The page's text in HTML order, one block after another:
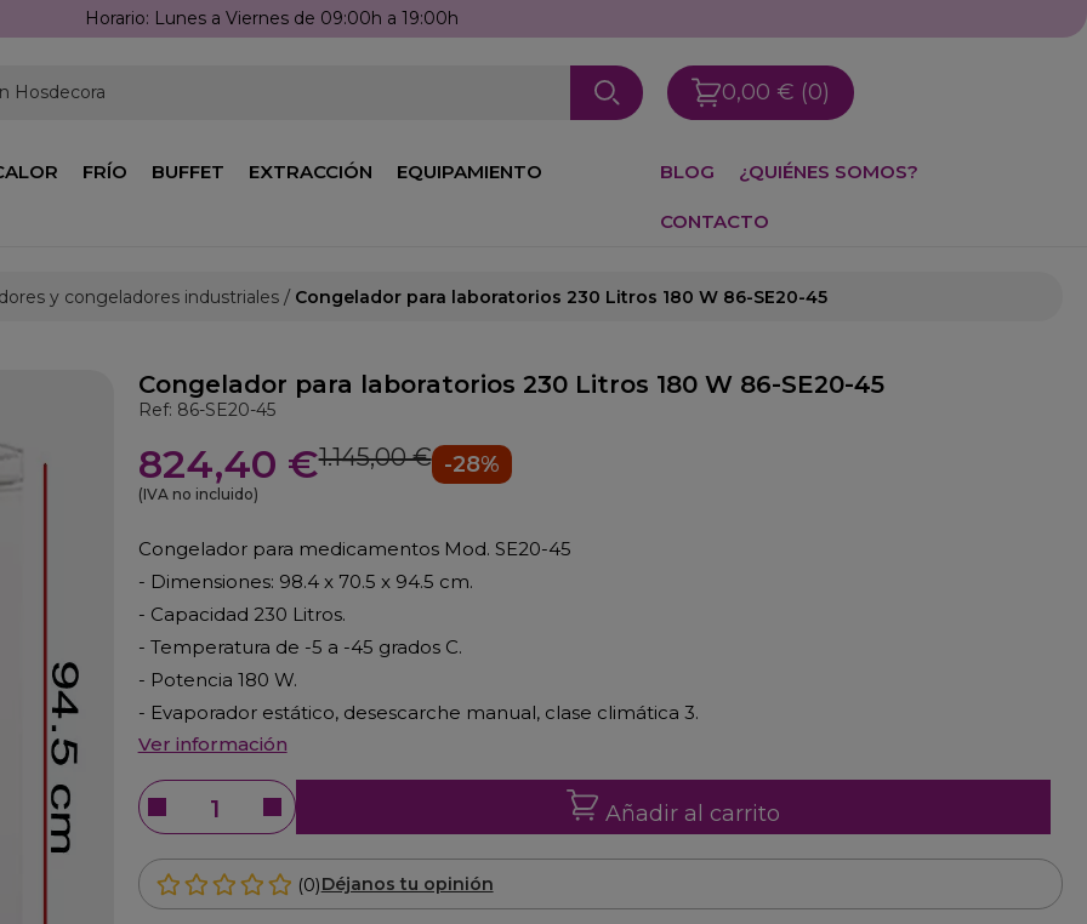
Horario: Lunes a Viernes de 09:00h a 19:00h
Hosdecora 0,00 € (0)
FRÍO BUFFET EXTRACCIÓN EQUIPAMIENTO BLOG ¿QUIÉNES SOMOS?
CONTACTO
y congeladores industriales Congelador para laboratorios 230 Litros 180 W 86-SE20-45
Congelador para laboratorios 230 Litros 180 W 86-SE20-45
Ref: 86-SE20-45
824,40 €1.145,00 € -28%
(IVA no incluido)
Congelador para medicamentos Mod. SE20-45
- Dimensiones: 98.4 x 70.5 x 94.5 cm.
- Capacidad 230 Litros.
- Temperatura de -5 a -45 grados C.
- Potencia 180 W.
- Evaporador estático, desescarche manual, clase climática 3.
Ver información
Añadir al carrito
(0)Déjanos tu opinión